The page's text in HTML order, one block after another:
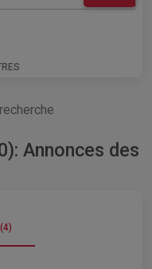
Annonces des